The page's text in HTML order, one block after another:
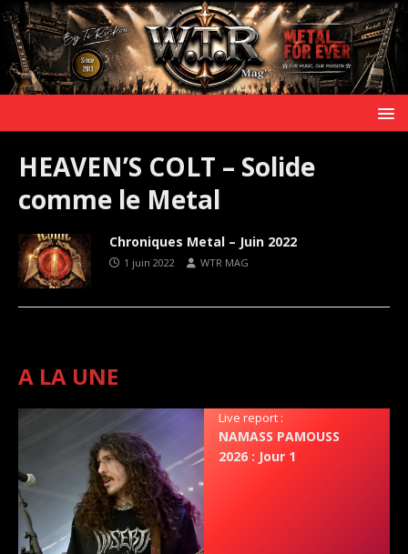
HEAVEN’S COLT – Solide
comme le Metal
Chroniques Metal – Juin 2022
1 juin 2022 WTR MAG
A LA UNE
Live report :
NAMASS PAMOUSS
2026 : Jour 1